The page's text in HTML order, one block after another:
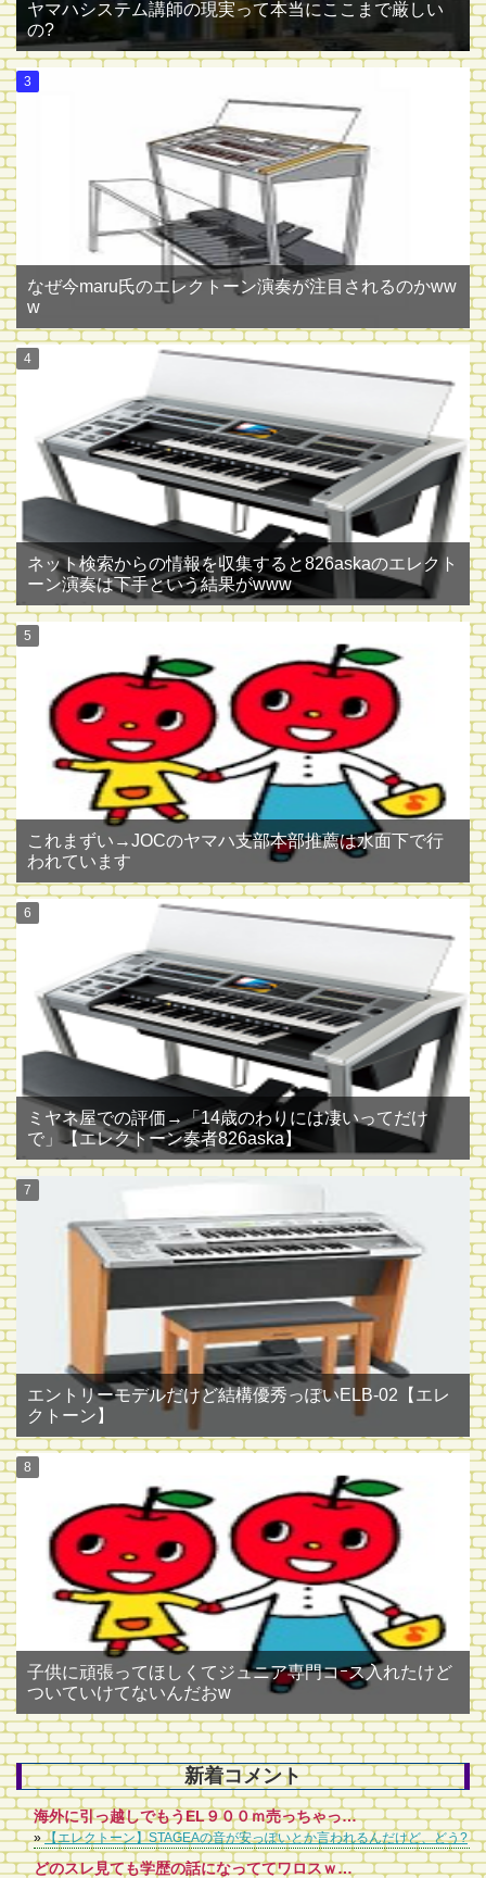
ヤマハシステム講師の現実って本当にここまで厳しい
の?
なぜ今maru氏のエレクトーン演奏が注目されるのかww
w
ネット検索からの情報を収集すると826askaのエレクト
ーン演奏は下手という結果がwww
これまずい→JOCのヤマハ支部本部推薦は水面下で行
われています
ミヤネ屋での評価→「14歳のわりには凄いってだけ
で」【エレクトーン奏者826aska】
エントリーモデルだけど結構優秀っぽいELB-02【エレ
クトーン】
子供に頑張ってほしくてジュニア専門コｰス入れたけど
ついていけてないんだおw
新着コメント
海外に引っ越しでもうEL９００ｍ売っちゃったけど、ちょっと後悔してます。ステージア音が薄っぺらい軽いというか。ＥＬのほうが深みがあって好きでした。
»【エレクトーン】STAGEAの音が安っぽいとか言われるんだけど、どう?
どのスレ見ても学歴の話になっててワロスｗｗｗ ヤマハの講師ってコンプレックス抱えてるんやなあ